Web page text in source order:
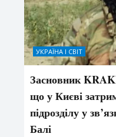
УКРАЇНА І СВІТ
Засновник
що у Києві
підрозділу у
Балі